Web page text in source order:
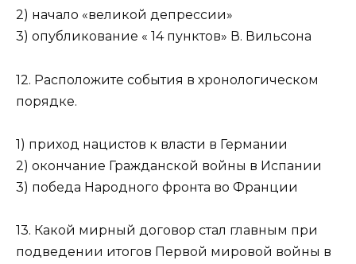
2) начало «великой депрессии»
3) опубликование « 14 пунктов» В. Вильсона
12. Расположите события в хронологическом
порядке.
1) приход нацистов к власти в Германии
2) окончание Гражданской войны в Испании
3) победа Народного фронта во Франции
13. Какой мирный договор стал главным при
подведении ито­гов Первой мировой войны в